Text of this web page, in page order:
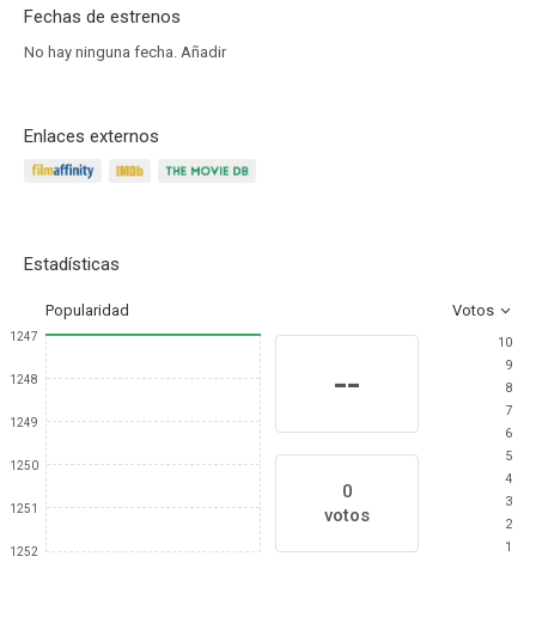
Fechas de estrenos
No hay ninguna fecha. Añadir
Enlaces externos
Estadísticas
Popularidad Votos
1247
1248
1249
1250
1251
1252
--
0
votos
10
9
8
7
6
5
4
3
2
1